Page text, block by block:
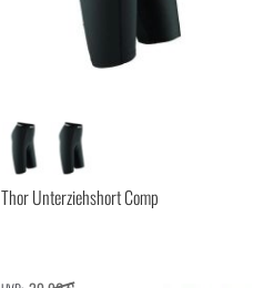
Thor Unterziehshort Comp